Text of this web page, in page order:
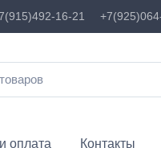
16-21
оплата Контакты